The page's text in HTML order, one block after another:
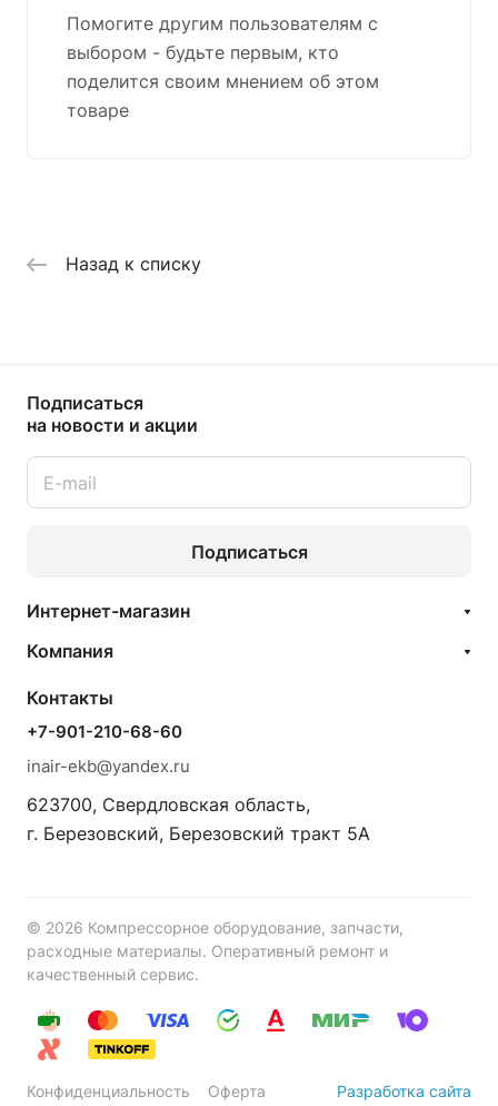
Помогите другим пользователям с
выбором - будьте первым, кто
поделится своим мнением об этом
товаре
Назад к списку
Подписаться
на новости и акции
Подписаться
Интернет-магазин
Компания
Контакты
+7-901-210-68-60
inair-ekb@yandex.ru
623700, Свердловская область,
г. Березовский, Березовский тракт 5А
© 2026 Компрессорное оборудование, запчасти,
расходные материалы. Оперативный ремонт и
качественный сервис.
Конфиденциальность Оферта Разработка сайта